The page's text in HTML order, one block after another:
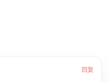
回复